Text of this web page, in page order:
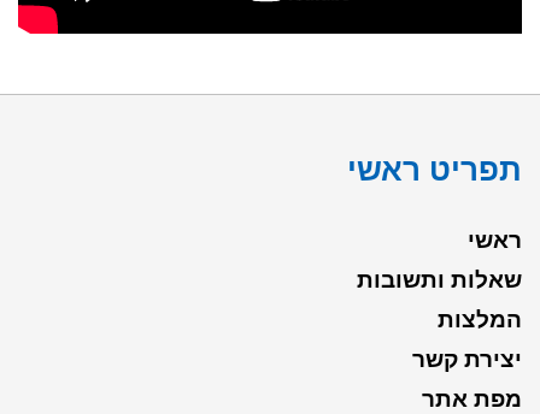
תפריט ראשי
ראשי
שאלות ותשובות
המלצות
יצירת קשר
מפת אתר